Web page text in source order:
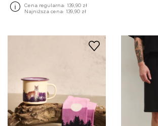
Cena regularna: 139,90 zł
Najniższa cena: 139,90 zł